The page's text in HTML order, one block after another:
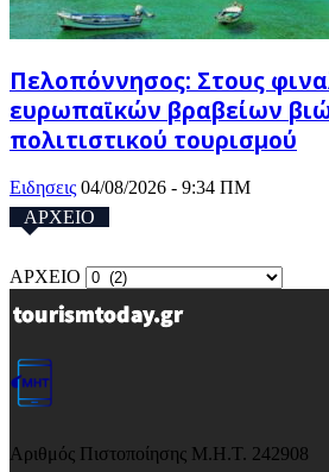
Πελοπόννησος: Στους
ευρωπαϊκών βραβείων
πολιτιστικού τουρισμού
Ειδησεις 04/08/2026 - 9:34 ΠΜ
ΑΡΧΕΙΟ
ΑΡΧΕΙΟ
Αριθμός Πιστοποίησης Μ.Η.Τ. 242908